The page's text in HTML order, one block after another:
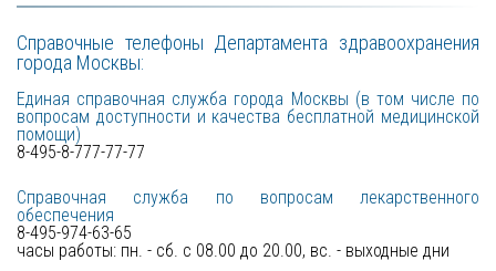
Справочные телефоны Департамента здравоохранения
города Москвы:
Единая справочная служба города Москвы (в том числе по
вопросам доступности и качества бесплатной медицинской
помощи)
8-495-8-777-77-77
Справочная служба по вопросам лекарственного
обеспечения
8-495-974-63-65
часы работы: пн. - сб. с 08.00 до 20.00, вс. - выходные дни